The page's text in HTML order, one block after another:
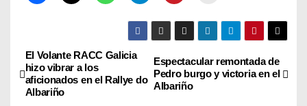
N
a
Espectacular remontada de
Pedro burgo y victoria en el
Albariño
El Volante RACC Galicia
hizo vibrar a los
aficionados en el Rallye do
Albariño